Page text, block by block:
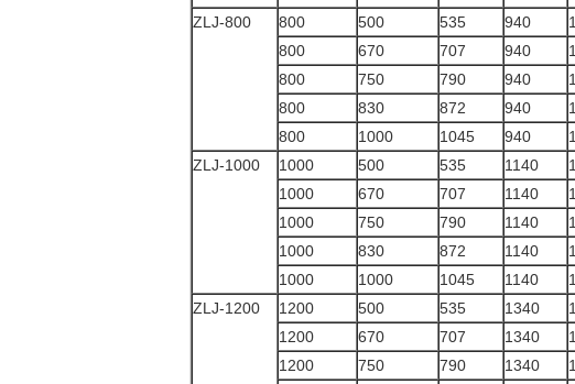
ZLJ-800
800 500 535 940
800
670 707 940
800
750 790 940
800
830 872 940
800
1000 1045 940
ZLJ-1000
1000 500 535 1140
1000
670 707 1140
1000
750 790 1140
1000
830 872 1140
1000
1000 1045 1140
ZLJ-1200
1200 500 535 1340
1200
670 707 1340
1200
750 790 1340